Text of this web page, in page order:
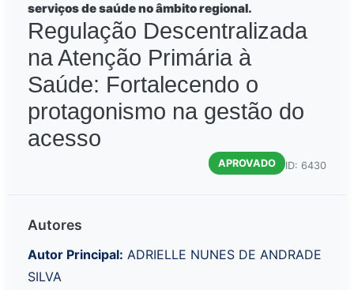
serviços de saúde no âmbito regional.
Regulação Descentralizada
na Atenção Primária à
Saúde: Fortalecendo o
protagonismo na gestão do
acesso
APROVADO ID: 6430
Autores
Autor Principal: ADRIELLE NUNES DE ANDRADE
SILVA